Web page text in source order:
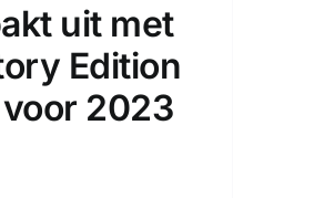
uit met
Edition
2023